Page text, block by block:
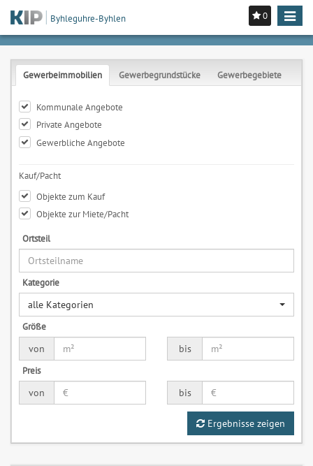
0
Toggle
Byhleguhre-Byhlen
Gewerbeimmobilien Gewerbegrundstücke Gewerbegebiete
Kommunale Angebote
Private Angebote
Gewerbliche Angebote
Kauf/Pacht
Objekte zum Kauf
Objekte zur Miete/Pacht
Ortsteil
Kategorie
alle Kategorien
Größe
von
bis
Preis
von
bis
Ergebnisse zeigen